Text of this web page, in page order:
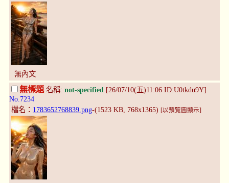
無內文
無標題 名稱: not-specified [26/07/10(五)11:06 ID:U0tkdu9Y]
No.7234
檔名： 1783652768839.png-(1523 KB, 768x1365) [以預覽圖顯示]